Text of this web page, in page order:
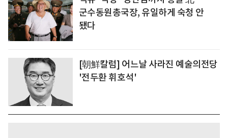
군수동원총국장, 유일하게 숙청 안
됐다
[朝鮮칼럼] 어느날 사라진 예술의전당
'전두환 휘호석'